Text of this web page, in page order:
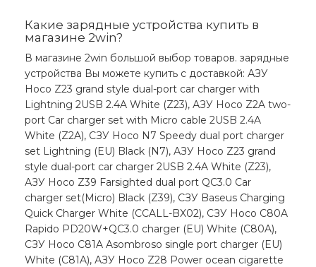
Какие зарядные устройства купить в
магазине 2win?
В магазине 2win большой выбор товаров. зарядные
устройства Вы можете купить с доставкой: АЗУ
Hoco Z23 grand style dual-port car charger with
Lightning 2USB 2.4A White (Z23), АЗУ Hoco Z2A two-
port Car charger set with Micro cable 2USB 2.4A
White (Z2A), СЗУ Hoco N7 Speedy dual port charger
set Lightning (EU) Black (N7), АЗУ Hoco Z23 grand
style dual-port car charger 2USB 2.4A White (Z23),
АЗУ Hoco Z39 Farsighted dual port QC3.0 Car
charger set(Micro) Black (Z39), СЗУ Baseus Charging
Quick Charger White (CCALL-BX02), СЗУ Hoco C80A
Rapido PD20W+QC3.0 charger (EU) White (C80A),
СЗУ Hoco C81A Asombroso single port charger (EU)
White (C81A), АЗУ Hoco Z28 Power ocean cigarette